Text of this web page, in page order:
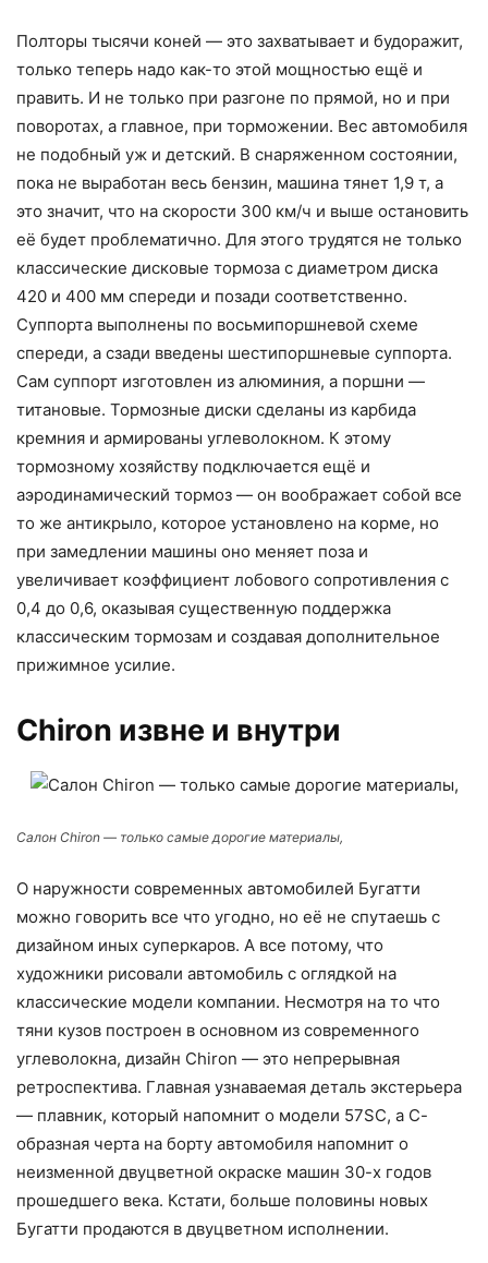
Полторы тысячи коней — это захватывает и будоражит,
только теперь надо как-то этой мощностью ещё и
править. И не только при разгоне по прямой, но и при
поворотах, а главное, при торможении. Вес автомобиля
не подобный уж и детский. В снаряженном состоянии,
пока не выработан весь бензин, машина тянет 1,9 т, а
это значит, что на скорости 300 км/ч и выше остановить
её будет проблематично. Для этого трудятся не только
классические дисковые тормоза с диаметром диска
420 и 400 мм спереди и позади соответственно.
Суппорта выполнены по восьмипоршневой схеме
спереди, а сзади введены шестипоршневые суппорта.
Сам суппорт изготовлен из алюминия, а поршни —
титановые. Тормозные диски сделаны из карбида
кремния и армированы углеволокном. К этому
тормозному хозяйству подключается ещё и
аэродинамический тормоз — он воображает собой все
то же антикрыло, которое установлено на корме, но
при замедлении машины оно меняет поза и
увеличивает коэффициент лобового сопротивления с
0,4 до 0,6, оказывая существенную поддержка
классическим тормозам и создавая дополнительное
прижимное усилие.
Chiron извне и внутри
Салон Chiron — только самые дорогие материалы,
О наружности современных автомобилей Бугатти
можно говорить все что угодно, но её не спутаешь с
дизайном иных суперкаров. А все потому, что
художники рисовали автомобиль с оглядкой на
классические модели компании. Несмотря на то что
тяни кузов построен в основном из современного
углеволокна, дизайн Chiron — это непрерывная
ретроспектива. Главная узнаваемая деталь экстерьера
— плавник, который напомнит о модели 57SС, а С-
образная черта на борту автомобиля напомнит о
неизменной двуцветной окраске машин 30-х годов
прошедшего века. Кстати, больше половины новых
Бугатти продаются в двуцветном исполнении.